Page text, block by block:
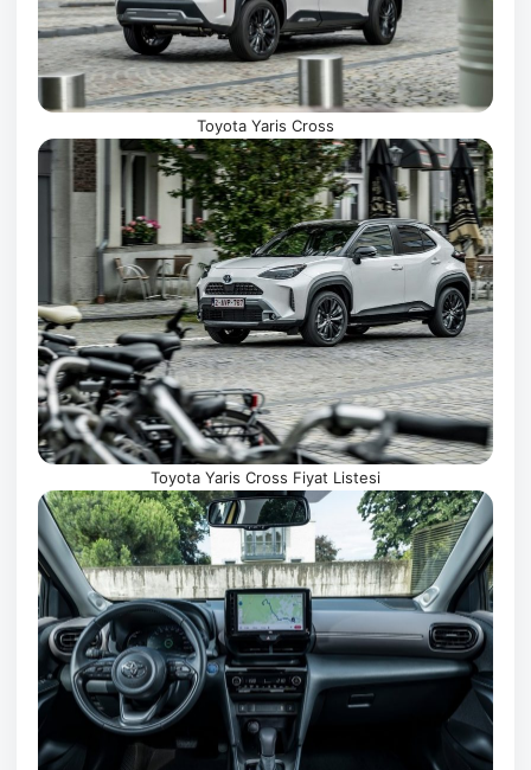
Toyota Yaris Cross
Toyota Yaris Cross Fiyat Listesi